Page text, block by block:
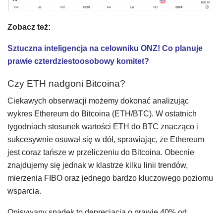
Zobacz też:
Sztuczna inteligencja na celowniku ONZ! Co planuje
prawie czterdziestoosobowy komitet?
Czy ETH nadgoni Bitcoina?
Ciekawych obserwacji możemy dokonać analizując
wykres Ethereum do Bitcoina (ETH/BTC). W ostatnich
tygodniach stosunek wartości ETH do BTC znacząco i
sukcesywnie osuwał się w dół, sprawiając, że Ethereum
jest coraz tańsze w przeliczeniu do Bitcoina. Obecnie
znajdujemy się jednak w klastrze kilku linii trendów,
mierzenia FIBO oraz jednego bardzo kluczowego poziomu
wsparcia.